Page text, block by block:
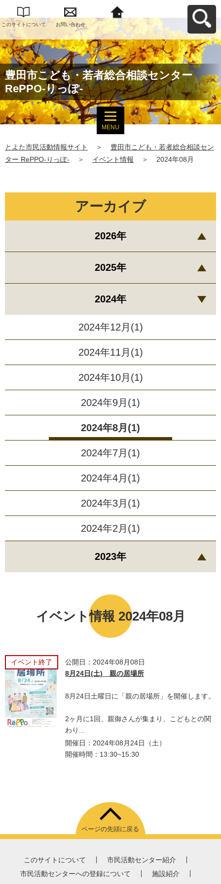
このサイトについて お問い合わせ
とよた市民活動情報
サイトへ戻る
豊田市こども・若者総合相談センター
RePPO-りっぽ-
MENU
とよた市民活動情報サイト ＞
豊田市こども・若者総合相談セン
ター RePPO-りっぽ-
＞ イベント情報 ＞ 2024年08月
イベント情報 2024年08月
イベント終了
公開日：2024年08月08日
8月24日(土) 親の居場所
8月24日土曜日に「親の居場所」を開催します。
2ヶ月に1回、親御さんが集まり、こどもとの関
わり...
開催日：2024年08月24日（土）
開催時間：13:30~15:30
アーカイブ
2026年
2025年
2024年
2024年12月(1)
2024年11月(1)
2024年10月(1)
2024年9月(1)
2024年8月(1)
2024年7月(1)
2024年4月(1)
2024年3月(1)
2024年2月(1)
2023年
ページの先頭に戻る
このサイトについて
市民活動センター紹介
市民活動センターへの登録について
施設紹介